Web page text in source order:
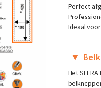
Perfect
Ideaal
▼
Het